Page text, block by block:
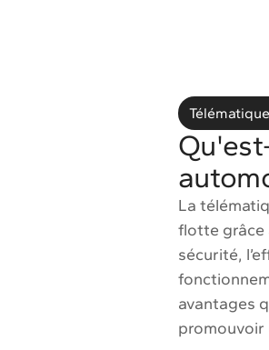
La
flotte grâce
sécurité,
avantages
promouvoir